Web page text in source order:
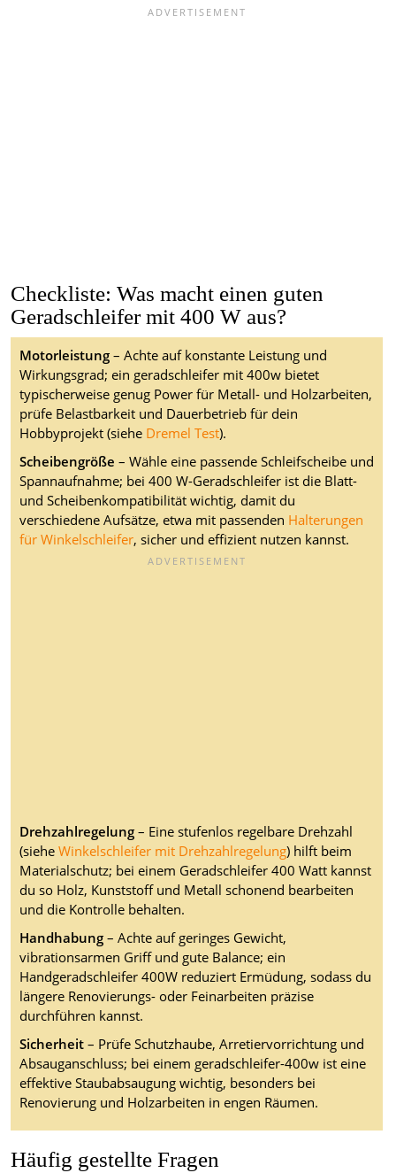
Checkliste: Was macht einen guten
Geradschleifer mit 400 W aus?
Motorleistung– Achte auf konstante Leistung und
Wirkungsgrad; ein geradschleifer mit 400w bietet
typischerweise genug Power für Metall- und Holzarbeiten,
prüfe Belastbarkeit und Dauerbetrieb für dein
Hobbyprojekt (siehe Dremel Test).
Scheibengröße – Wähle eine passende Schleifscheibe und
Spannaufnahme; bei 400 W-Geradschleifer ist die Blatt-
und Scheibenkompatibilität wichtig, damit du
verschiedene Aufsätze, etwa mit passenden Halterungen
für Winkelschleifer, sicher und effizient nutzen kannst.
Drehzahlregelung– Eine stufenlos regelbare Drehzahl
(sieheWinkelschleifer mit Drehzahlregelung) hilft beim
Materialschutz; bei einem Geradschleifer 400 Watt kannst
du so Holz, Kunststoff und Metall schonend bearbeiten
und die Kontrolle behalten.
Handhabung– Achte auf geringes Gewicht,
vibrationsarmen Griff und gute Balance; ein
Handgeradschleifer 400W reduziert Ermüdung, sodass du
längere Renovierungs- oder Feinarbeiten präzise
durchführen kannst.
Sicherheit– Prüfe Schutzhaube, Arretiervorrichtung und
Absauganschluss; bei einem geradschleifer-400w ist eine
effektive Staubabsaugung wichtig, besonders bei
Renovierung und Holzarbeiten in engen Räumen.
Häufig gestellte Fragen